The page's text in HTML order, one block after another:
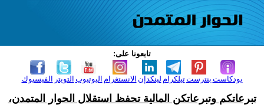
تابعونا على:
الفيسبوك التويتر اليوتيوب الانستغرام لينكدإن تيلكرامبنترست بودكاست
تبرعاتكم وتبرعاتكن المالية تحفظ استقلال الحوار المتمدن،